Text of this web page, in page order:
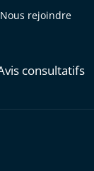
Nous rejoindre
consultatifs